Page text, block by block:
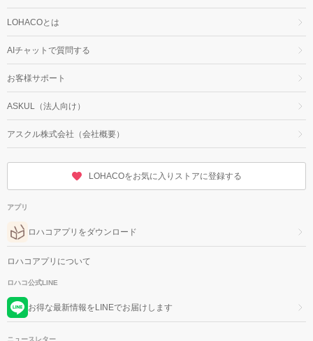
LOHACOとは
AIチャットで質問する
お客様サポート
ASKUL（法人向け）
アスクル株式会社（会社概要）
LOHACOをお気に入りストアに登録する
アプリ
ロハコアプリをダウンロード
ロハコアプリについて
ロハコ公式LINE
お得な最新情報をLINEでお届けします